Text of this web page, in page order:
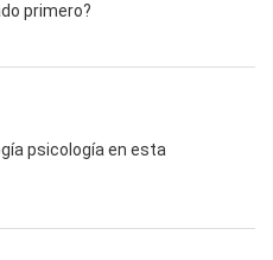
primero?
psicología en esta